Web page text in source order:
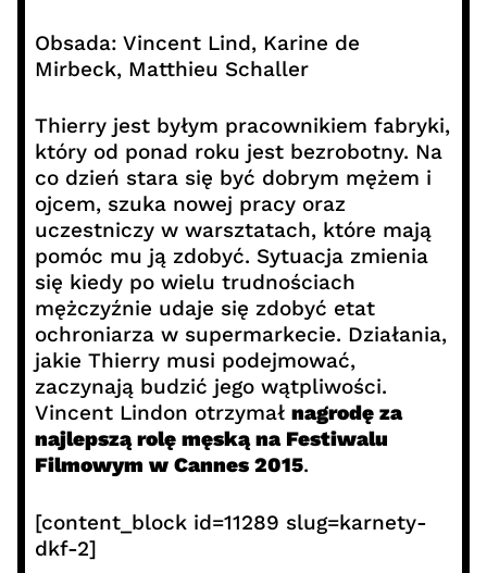
Obsada: Vincent Lind, Karine de
Mirbeck, Matthieu Schaller
Thierry jest byłym pracownikiem fabryki,
który od ponad roku jest bezrobotny. Na
co dzień stara się być dobrym mężem i
ojcem, szuka nowej pracy oraz
uczestniczy w warsztatach, które mają
pomóc mu ją zdobyć. Sytuacja zmienia
się kiedy po wielu trudnościach
mężczyźnie udaje się zdobyć etat
ochroniarza w supermarkecie. Działania,
jakie Thierry musi podejmować,
zaczynają budzić jego wątpliwości.
Vincent Lindon otrzymał nagrodę za
najlepszą rolę męską na Festiwalu
Filmowym w Cannes 2015.
[content_block id=11289 slug=karnety-
dkf-2]